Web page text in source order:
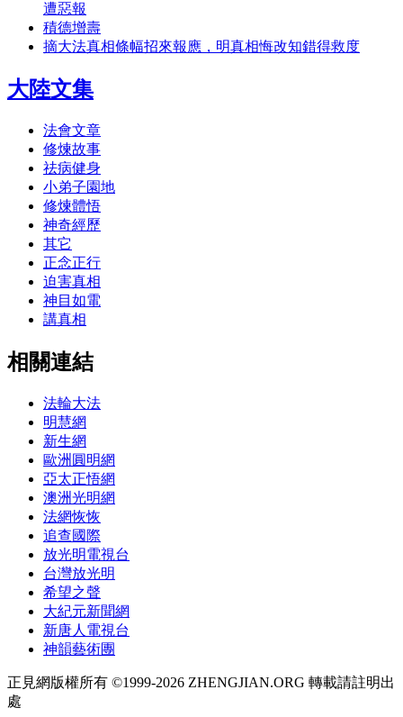
遭惡報
積德增壽
摘大法真相條幅招來報應，明真相悔改知錯得救度
大陸文集
法會文章
修煉故事
祛病健身
小弟子園地
修煉體悟
神奇經歷
其它
正念正行
迫害真相
神目如電
講真相
相關連結
法輪大法
明慧網
新生網
歐洲圓明網
亞太正悟網
澳洲光明網
法網恢恢
追查國際
放光明電視台
台灣放光明
希望之聲
大紀元新聞網
新唐人電視台
神韻藝術團
正見網版權所有 ©1999-2026 ZHENGJIAN.ORG 轉載請註明出
處